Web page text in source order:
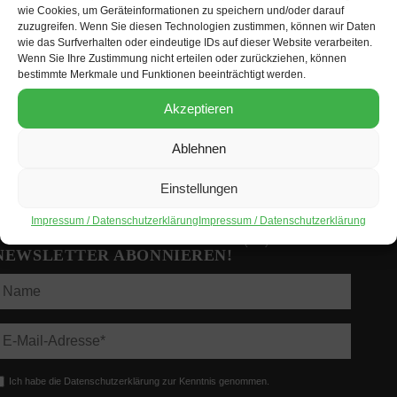
wie Cookies, um Geräteinformationen zu speichern und/oder darauf
zuzugreifen. Wenn Sie diesen Technologien zustimmen, können wir Daten
wie das Surfverhalten oder eindeutige IDs auf dieser Website verarbeiten.
Wenn Sie Ihre Zustimmung nicht erteilen oder zurückziehen, können
bestimmte Merkmale und Funktionen beeinträchtigt werden.
Akzeptieren
Ablehnen
Einstellungen
Impressum / Datenschutzerklärung Impressum / Datenschutzerklärung
Lateinamerika-Forum Berlin e.V. c/o SEKIS
Bismarckstraße 101, D-10625 Berlin
+49 (0)30 832 96 37
kontakt@lateinamerikaforum-berlin.de
https://lateinamerikaforum-berlin.de
Mitmachen!
Impressum
Datenschutzerklärung
ABONNIEREN!
Ich habe die Datenschutzerklärung zur Kenntnis genommen.